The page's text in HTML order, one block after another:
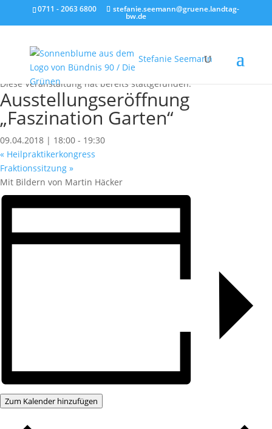
0711 - 2063 6800 stefanie.seemann@gruene.landtag-
bw.de
Stefanie Seemann
« Alle Veranstaltungen
Diese Veranstaltung hat bereits stattgefunden.
Ausstellungseröffnung
„Faszination Garten“
09.04.2018 | 18:00 - 19:30
« Heilpraktikerkongress
Fraktionssitzung »
Mit Bildern von Martin Häcker
Zum Kalender hinzufügen